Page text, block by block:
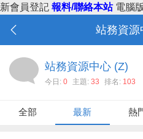
新會員登記 報料/聯絡本站 電腦版
站務資源
站務資源中心 (Z)
今日: 0 主題: 33 排名: 103
全部 最新 熱